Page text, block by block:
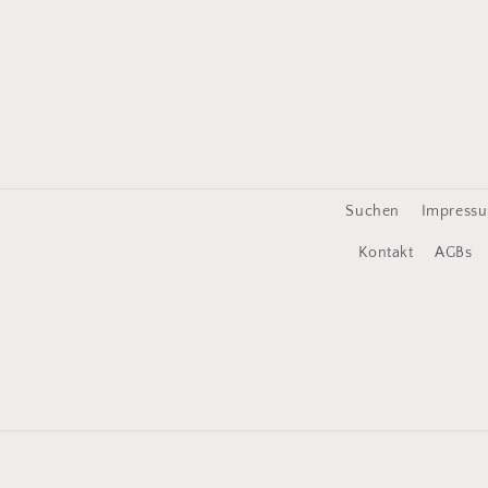
Suchen
Kontakt AGBs